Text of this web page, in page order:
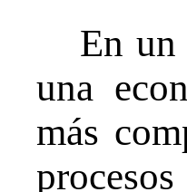
En un
una
más